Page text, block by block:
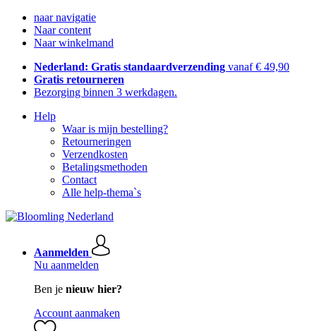
naar navigatie
Naar content
Naar winkelmand
Nederland: Gratis standaardverzending vanaf € 49,90
Gratis retourneren
Bezorging binnen 3 werkdagen.
Help
Waar is mijn bestelling?
Retourneringen
Verzendkosten
Betalingsmethoden
Contact
Alle help-thema`s
Aanmelden
Nu aanmelden
Ben je nieuw hier?
Account aanmaken